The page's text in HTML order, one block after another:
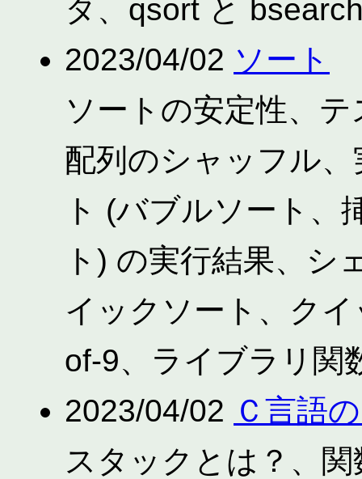
タ、qsort と
2023/04/02 ソート
ソートの安定性、
配列のシャッフル
ト (バブルソート、
ト) の実行結果、シ
イックソート、ク
of-9、ライブラリ関
2023/04/02 Ｃ言語
スタックとは？、